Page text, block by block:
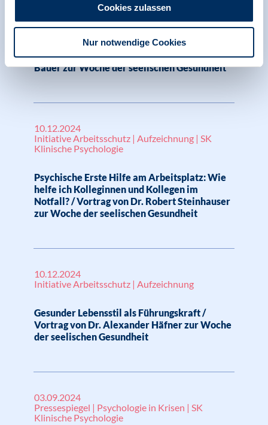
Cookies zulassen
Nur notwendige Cookies
Initiative Arbeitsschutz | Aufzeichnung | SK
Klinische Psychologie
Wenn die Nacht keine Ruhe bringt. Hilfe und
praktische Übungen / Vortrag von Heijko
Bauer zur Woche der seelischen Gesundheit
10.12.2024
Initiative Arbeitsschutz | Aufzeichnung | SK
Klinische Psychologie
Psychische Erste Hilfe am Arbeitsplatz: Wie
helfe ich Kolleginnen und Kollegen im
Notfall? / Vortrag von Dr. Robert Steinhauser
zur Woche der seelischen Gesundheit
10.12.2024
Initiative Arbeitsschutz | Aufzeichnung
Gesunder Lebensstil als Führungskraft /
Vortrag von Dr. Alexander Häfner zur Woche
der seelischen Gesundheit
03.09.2024
Pressespiegel | Psychologie in Krisen | SK
Klinische Psychologie